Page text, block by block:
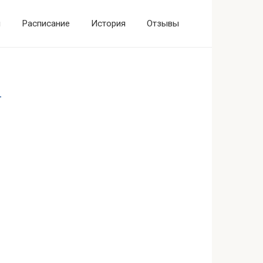
Расписание История Отзывы